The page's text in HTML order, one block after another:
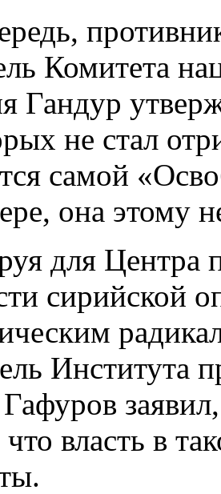
Комитета
Гандур
не стал
самой
она этому
для Центра
сирийской
Института
власть в